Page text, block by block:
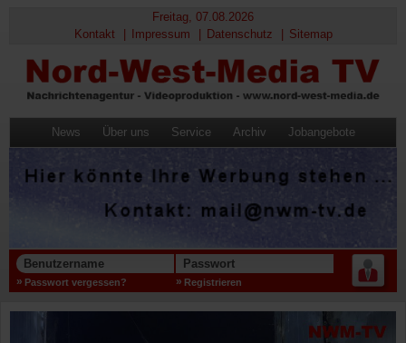
Freitag, 07.08.2026
Kontakt
Impressum Datenschutz Sitemap
News Über uns Service Archiv Jobangebote
Benutzername Passwort
Passwort vergessen? Registrieren